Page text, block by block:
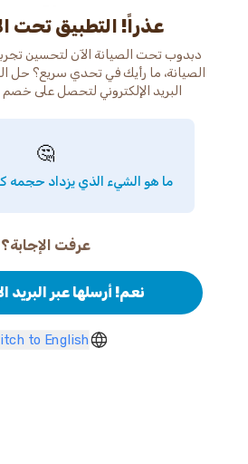
عذراً! التطبيق تحت
دبدوب تحت الصيانة الآن لتحسين
الصيانة، ما رأيك في تحدي سريع؟ حل
البريد الإلكتروني لتحصل على
🤔
ما هو الشيء الذي يزداد حجمه
عرفت الإجابة؟
نعم! أرسلها عبر البريد
to English